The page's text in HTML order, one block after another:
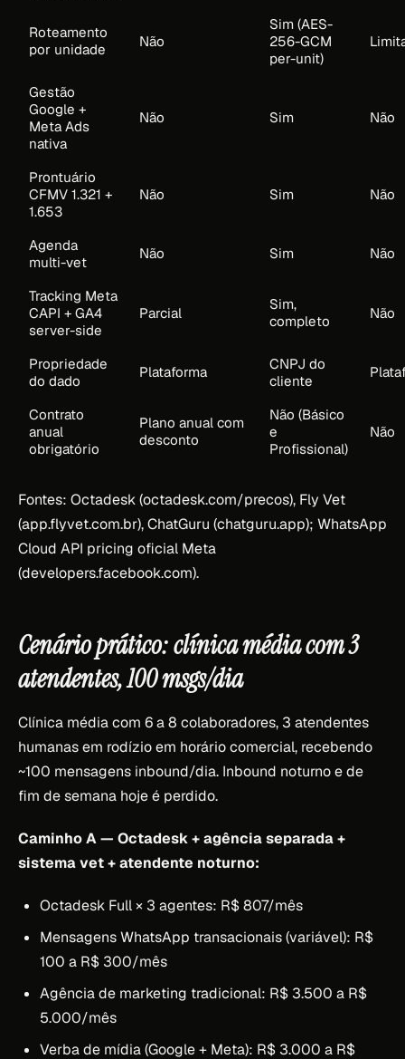
Roteamento
por unidade
Não
Sim (AES-
256-GCM
per-unit)
Gestão
Google +
Meta Ads
nativa
Não Sim Não
Prontuário
CFMV 1.321 +
1.653
Não Sim Não
Agenda
multi-vet
Não Sim Não
Tracking Meta
CAPI + GA4
server-side
Parcial
Sim,
completo
Não
Propriedade
do dado
Plataforma
CNPJ do
cliente
Contrato
anual
obrigatório
Plano anual com
desconto
Não (Básico
e
Profissional)
Não
Fontes: Octadesk (octadesk.com/precos), Fly Vet
(app.flyvet.com.br), ChatGuru (chatguru.app); WhatsApp
Cloud API pricing oficial Meta
(developers.facebook.com).
Cenário prático: clínica média com 3
atendentes, 100 msgs/dia
Clínica média com 6 a 8 colaboradores, 3 atendentes
humanas em rodízio em horário comercial, recebendo
~100 mensagens inbound/dia. Inbound noturno e de
fim de semana hoje é perdido.
Caminho A — Octadesk + agência separada +
sistema vet + atendente noturno:
Octadesk Full × 3 agentes: R$ 807/mês
Mensagens WhatsApp transacionais (variável): R$
100 a R$ 300/mês
Agência de marketing tradicional: R$ 3.500 a R$
5.000/mês
Verba de mídia (Google + Meta): R$ 3.000 a R$